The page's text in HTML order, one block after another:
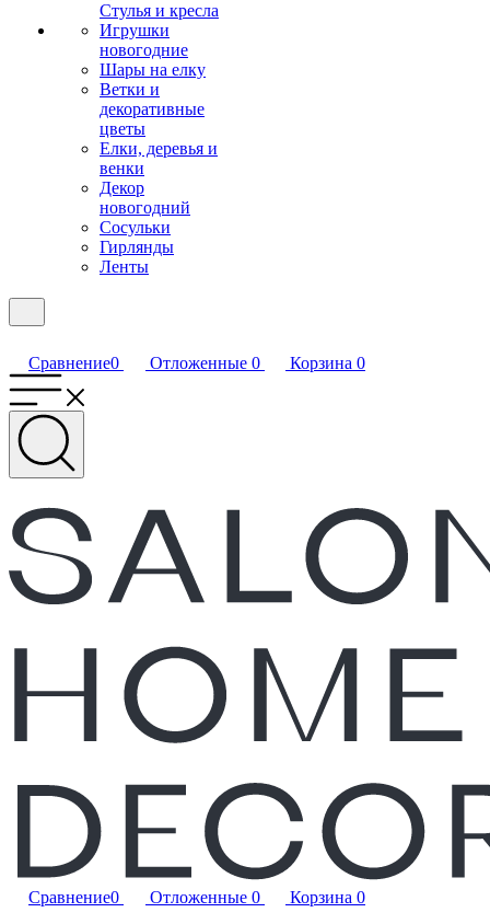
Стулья и кресла
Игрушки
новогодние
Шары на елку
Ветки и
декоративные
цветы
Елки, деревья и
венки
Декор
новогодний
Сосульки
Гирлянды
Ленты
Сравнение0 Отложенные 0 Корзина 0
Сравнение0 Отложенные 0 Корзина 0